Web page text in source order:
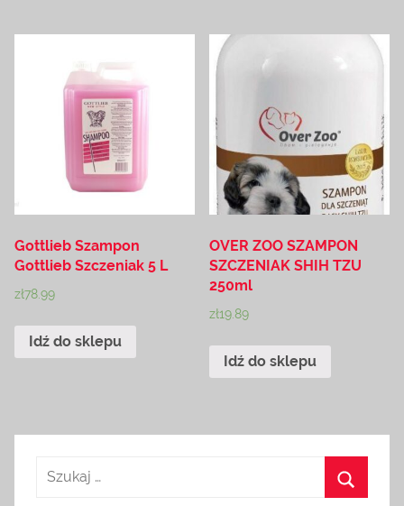
Gottlieb Szampon
Gottlieb Szczeniak 5 L
zł78.99
Idź do sklepu
OVER ZOO SZAMPON
SZCZENIAK SHIH TZU
250ml
zł19.89
Idź do sklepu